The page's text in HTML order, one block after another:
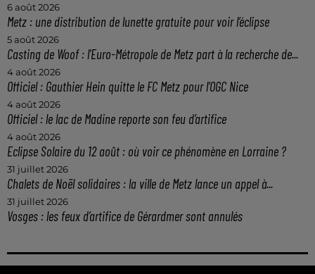
6 août 2026
Metz : une distribution de lunette gratuite pour voir l’éclipse
5 août 2026
Casting de Woof : l'Euro-Métropole de Metz part à la recherche de...
4 août 2026
Officiel : Gauthier Hein quitte le FC Metz pour l'OGC Nice
4 août 2026
Officiel : le lac de Madine reporte son feu d’artifice
4 août 2026
Eclipse Solaire du 12 août : où voir ce phénomène en Lorraine ?
31 juillet 2026
Chalets de Noël solidaires : la ville de Metz lance un appel à...
31 juillet 2026
Vosges : les feux d’artifice de Gérardmer sont annulés